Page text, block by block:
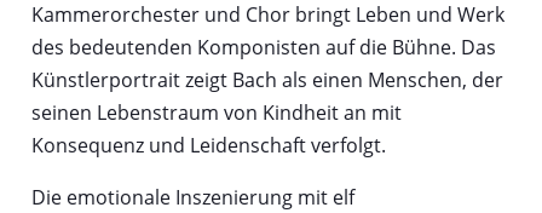
Kammerorchester und Chor bringt Leben und Werk
des bedeutenden Komponisten auf die Bühne. Das
Künstlerportrait zeigt Bach als einen Menschen, der
seinen Lebenstraum von Kindheit an mit
Konsequenz und Leidenschaft verfolgt.
Die emotionale Inszenierung mit elf